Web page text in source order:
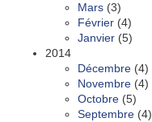
Mars (3)
Février (4)
Janvier (5)
2014
Décembre (4)
Novembre (4)
Octobre (5)
Septembre (4)